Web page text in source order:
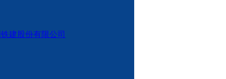
建股份有限公司